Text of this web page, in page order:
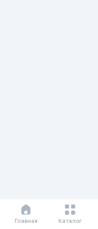
Главная Каталог